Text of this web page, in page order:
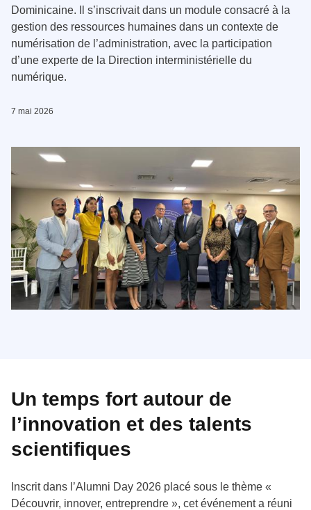
Dominicaine. Il s’inscrivait dans un module consacré à la
gestion des ressources humaines dans un contexte de
numérisation de l’administration, avec la participation
d’une experte de la Direction interministérielle du
numérique.
7 mai 2026
Un temps fort autour de
l’innovation et des talents
scientifiques
Inscrit dans l’Alumni Day 2026 placé sous le thème «
Découvrir, innover, entreprendre », cet événement a réuni